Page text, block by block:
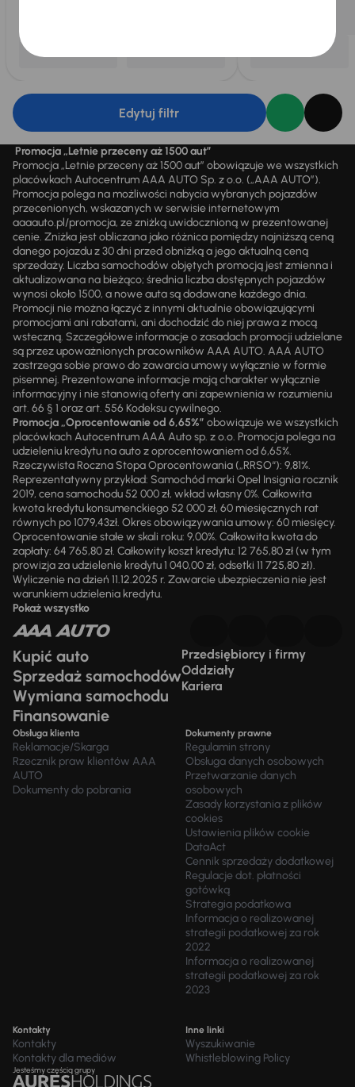
Edytuj filtr
Promocja „Letnie przeceny aż 1500 aut”
Promocja „Letnie przeceny aż 1500 aut” obowiązuje we wszystkich
placówkach Autocentrum AAA AUTO Sp. z o.o. („AAA AUTO”).
Promocja polega na możliwości nabycia wybranych pojazdów
przecenionych, wskazanych w serwisie internetowym
aaaauto.pl/promocja, ze zniżką uwidocznioną w prezentowanej
cenie. Zniżka jest obliczana jako różnica pomiędzy najniższą ceną
danego pojazdu z 30 dni przed obniżką a jego aktualną ceną
sprzedaży. Liczba samochodów objętych promocją jest zmienna i
aktualizowana na bieżąco; średnia liczba dostępnych pojazdów
wynosi około 1500, a nowe auta są dodawane każdego dnia.
Promocji nie można łączyć z innymi aktualnie obowiązującymi
promocjami ani rabatami, ani dochodzić do niej prawa z mocą
wsteczną. Szczegółowe informacje o zasadach promocji udzielane
są przez upoważnionych pracowników AAA AUTO. AAA AUTO
zastrzega sobie prawo do zawarcia umowy wyłącznie w formie
pisemnej. Prezentowane informacje mają charakter wyłącznie
informacyjny i nie stanowią oferty ani zapewnienia w rozumieniu
art. 66 § 1 oraz art. 556 Kodeksu cywilnego.
Promocja „Oprocentowanie od 6,65%” obowiązuje we wszystkich
placówkach Autocentrum AAA Auto sp. z o.o. Promocja polega na
udzieleniu kredytu na auto z oprocentowaniem od 6,65%.
Rzeczywista Roczna Stopa Oprocentowania („RRSO“): 9,81%.
Reprezentatywny przykład: Samochód marki Opel Insignia rocznik
2019, cena samochodu 52 000 zł, wkład własny 0%. Całkowita
kwota kredytu konsumenckiego 52 000 zł, 60 miesięcznych rat
równych po 1079,43zł. Okres obowiązywania umowy: 60 miesięcy.
Oprocentowanie stałe w skali roku: 9,00%. Całkowita kwota do
zapłaty: 64 765,80 zł. Całkowity koszt kredytu: 12 765,80 zł (w tym
prowizja za udzielenie kredytu 1 040,00 zł, odsetki 11 725,80 zł).
Wyliczenie na dzień 11.12.2025 r. Zawarcie ubezpieczenia nie jest
warunkiem udzielenia kredytu.
Pokaż wszystko
Kupić auto
Sprzedaż samochodów
Wymiana samochodu
Finansowanie
Przedsiębiorcy i firmy
Oddziały
Kariera
Obsługa klienta
Reklamacje/Skarga
Rzecznik praw klientów AAA
AUTO
Dokumenty do pobrania
Dokumenty prawne
Regulamin strony
Obsługa danych osobowych
Przetwarzanie danych
osobowych
Zasady korzystania z plików
cookies
Ustawienia plików cookie
DataAct
Cennik sprzedaży dodatkowej
Regulacje dot. płatności
gotówką
Strategia podatkowa
Informacja o realizowanej
strategii podatkowej za rok
2022
Informacja o realizowanej
strategii podatkowej za rok
2023
Kontakty
Kontakty
Kontakty dla mediów
Inne linki
Wyszukiwanie
Whistleblowing Policy
Jesteśmy częścią grupy